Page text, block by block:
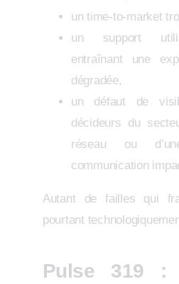
un time-to-market
un support
entraînant une
dégradée,
un défaut de
décideurs du
réseau ou
communication
Autant de failles qui
pourtant
Pulse 319 :